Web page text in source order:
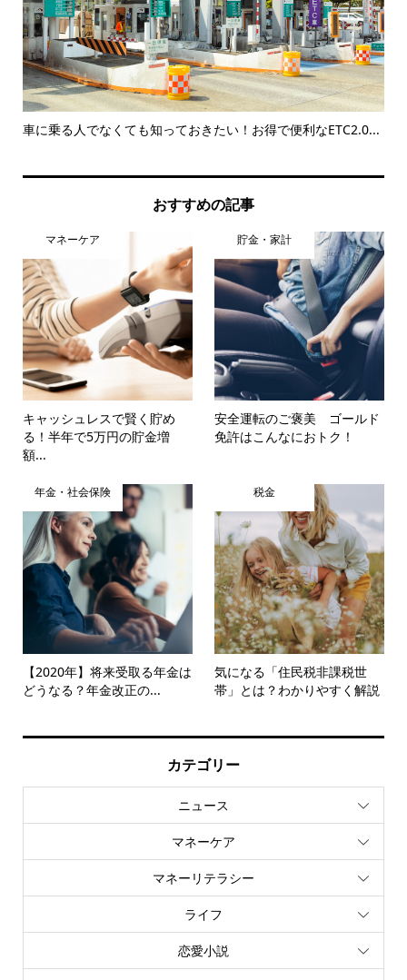
車に乗る人でなくても知っておきたい！お得で便利なETC2.0...
おすすめの記事
マネーケア
キャッシュレスで賢く貯め
る！半年で5万円の貯金増
額...
貯金・家計
安全運転のご褒美 ゴールド
免許はこんなにおトク！
年金・社会保険
【2020年】将来受取る年金は
どうなる？年金改正の...
税金
気になる「住民税非課税世
帯」とは？わかりやすく解説
カテゴリー
ニュース
マネーケア
マネーリテラシー
ライフ
恋愛小説